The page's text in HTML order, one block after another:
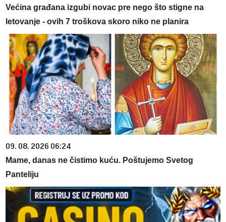
Većina građana izgubi novac pre nego što stigne na
letovanje - ovih 7 troškova skoro niko ne planira
09. 08. 2026 06:24
Mame, danas ne čistimo kuću. Poštujemo Svetog
Panteliju